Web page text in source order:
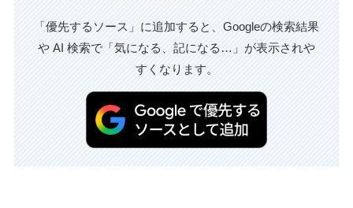
「優先するソース」に追加すると、Googleの検索結果
や AI 検索で「気になる、記になる…」が表示されや
すくなります。